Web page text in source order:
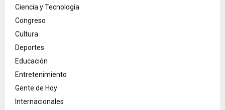
Ciencia y Tecnología
Congreso
Cultura
Deportes
Educación
Entretenimiento
Gente de Hoy
Internacionales